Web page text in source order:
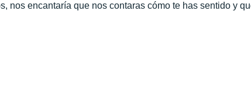
encantaría que nos contaras cómo te has sentido y